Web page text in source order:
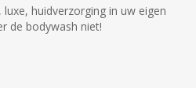
huidverzorging in uw eigen
de bodywash niet!